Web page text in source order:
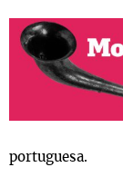
portuguesa.